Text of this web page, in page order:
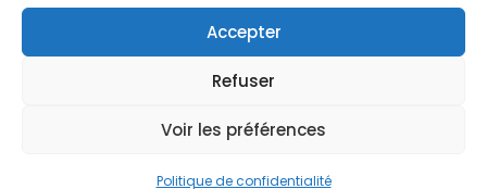
Accepter
Refuser
Voir les préférences
Politique de confidentialité
CRÉATION GRAPHIQUE | #GRAPHISME - #WEB - #PACKAGING |
We use cookies on our website to give you the most
relevant experience by remembering your preferences
and repeat visits. By clicking “Accept All”, you consent
"Cookie Settings" to provide a controlled consent.